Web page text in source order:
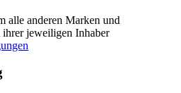
alle anderen Marken und
jeweiligen Inhaber